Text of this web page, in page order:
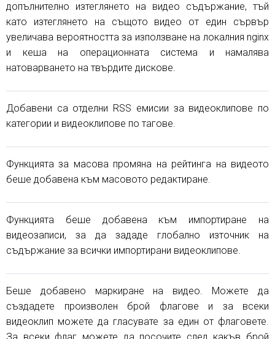
допълнително изтеглянето на видео съдържание, тъй
като изтеглянето на същото видео от един сървър
увеличава вероятността за използване на локалния nginx
и кеша на операционната система и намалява
натоварването на твърдите дискове.
Добавени са отделни RSS емисии за видеоклипове по
категории и видеоклипове по тагове.
Функцията за масова промяна на рейтинга на видеото
беше добавена към масовото редактиране.
Функцията беше добавена към импортиране на
видеозаписи, за да зададе глобално източник на
съдържание за всички импортирани видеоклипове.
Беше добавено маркиране на видео. Можете да
създадете произволен брой флагове и за всеки
видеоклип можете да гласувате за един от флаговете.